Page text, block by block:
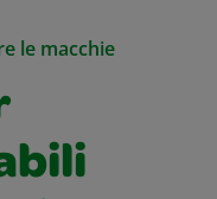
le macchie